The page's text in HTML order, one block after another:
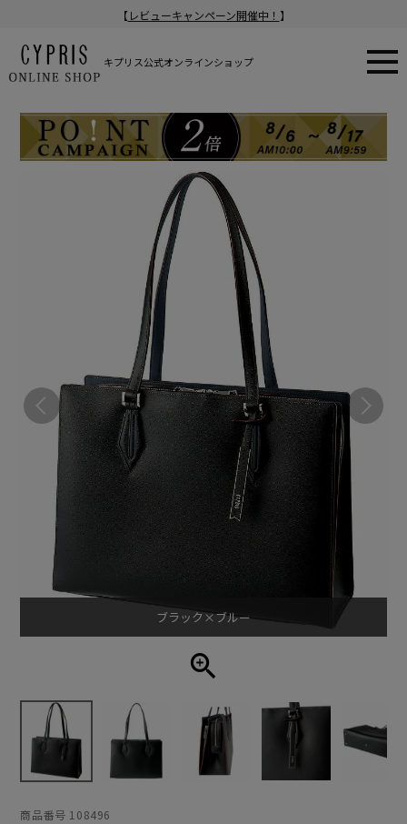
【 レビューキャンペーン開催中！ 】
キプリス公式オンラインショップ
ブラック×ブルー
商品番号 108496